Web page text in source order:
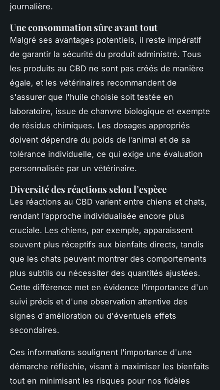
journalière.
Une consommation sûre avant tout
Malgré ses avantages potentiels, il reste impératif
de garantir la sécurité du produit administré. Tous
les produits au CBD ne sont pas créés de manière
égale, et les vétérinaires recommandent de
s'assurer que l'huile choisie soit testée en
laboratoire, issue de chanvre biologique et exempte
de résidus chimiques. Les dosages appropriés
doivent dépendre du poids de l’animal et de sa
tolérance individuelle, ce qui exige une évaluation
personnalisée par un vétérinaire.
Diversité des réactions selon l’espèce
Les réactions au CBD varient entre chiens et chats,
rendant l’approche individualisée encore plus
cruciale. Les chiens, par exemple, apparaissent
souvent plus réceptifs aux bienfaits directs, tandis
que les chats peuvent montrer des comportements
plus subtils ou nécessiter des quantités ajustées.
Cette différence met en évidence l'importance d'un
suivi précis et d'une observation attentive des
signes d'amélioration ou d'éventuels effets
secondaires.
Ces informations soulignent l'importance d'une
démarche réfléchie, visant à maximiser les bienfaits
tout en minimisant les risques pour nos fidèles